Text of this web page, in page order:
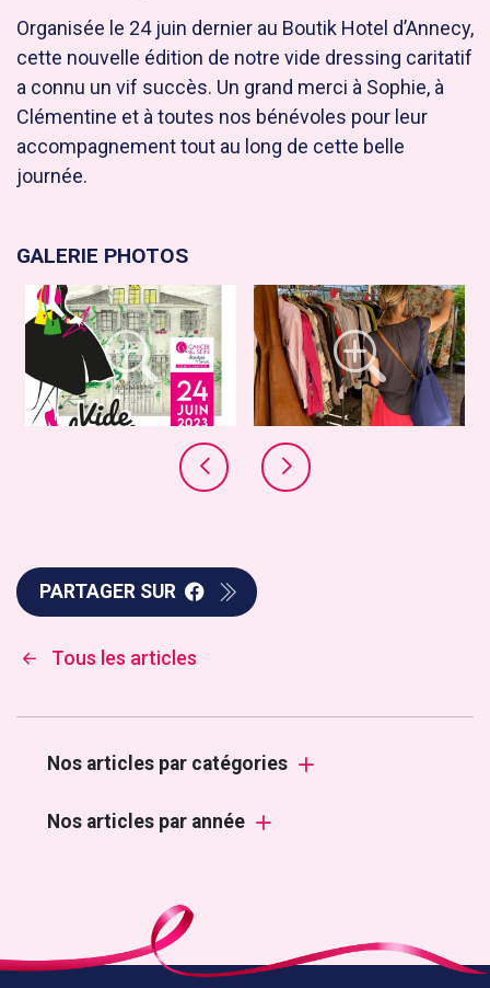
Organisée le 24 juin dernier au Boutik Hotel d’Annecy,
cette nouvelle édition de notre vide dressing caritatif
a connu un vif succès. Un grand merci à Sophie, à
Clémentine et à toutes nos bénévoles pour leur
accompagnement tout au long de cette belle
journée.
GALERIE PHOTOS
PARTAGER SUR
Tous les articles
Nos articles par catégories
Nos articles par année